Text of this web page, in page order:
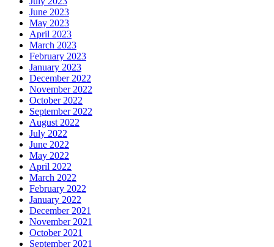
June 2023
May 2023
April 2023
March 2023
February 2023
January 2023
December 2022
November 2022
October 2022
September 2022
August 2022
July 2022
June 2022
May 2022
April 2022
March 2022
February 2022
January 2022
December 2021
November 2021
October 2021
September 2021